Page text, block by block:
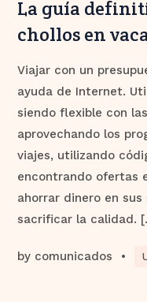
La guía
chollos en
Viajar con un
ayuda de Internet.
siendo flexible con
aprovechando los
viajes, utilizando
encontrando ofertas
ahorrar dinero en
sacrificar la calidad.
by comunicados •